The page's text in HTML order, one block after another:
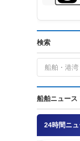
検索
船舶ニュース
24時間ニ